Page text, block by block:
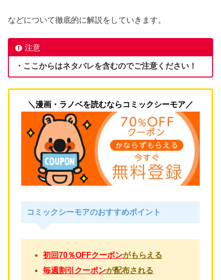
などについて徹底的に解説をしていきます。
注意
・ここからはネタバレを含むのでご注意ください！
＼漫画・ラノベを読むならコミックシーモア／
コミックシーモアのおすすめポイント
初回70％OFFクーポンがもらえる
毎週割引クーポンが配布される